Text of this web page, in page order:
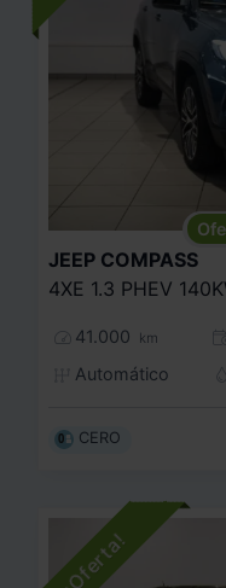
JEEP COMPASS
41.000 km
Automático
CERO